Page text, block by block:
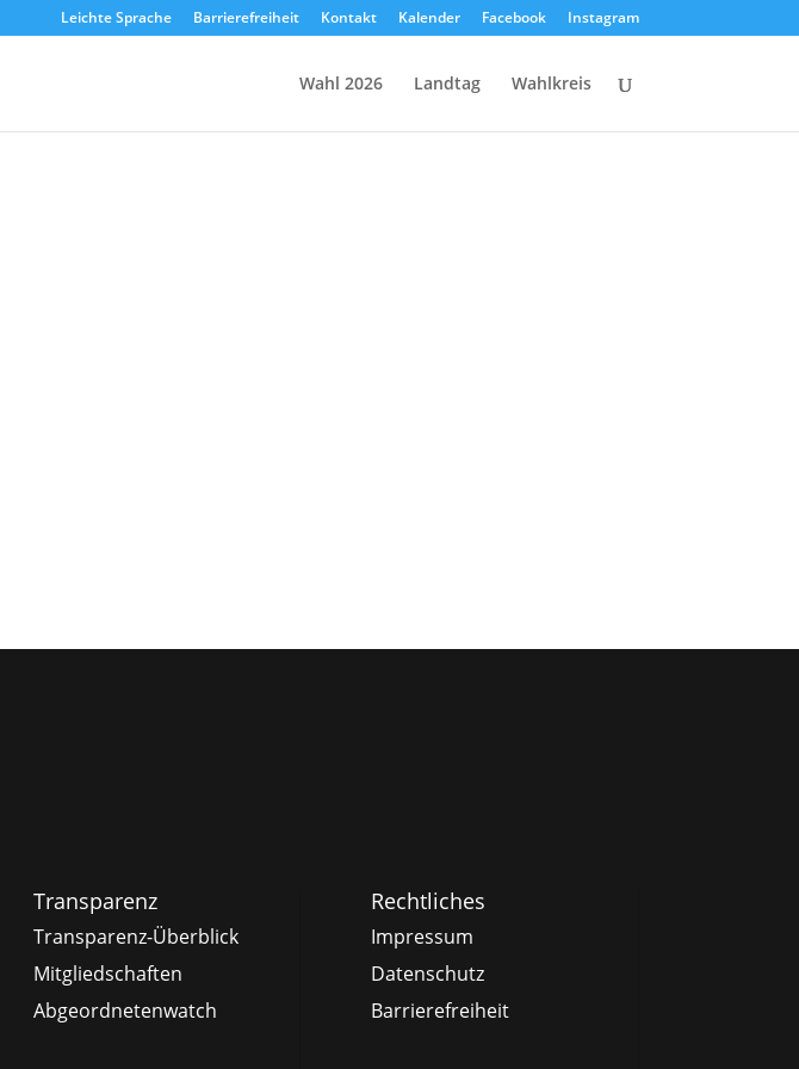
Leichte Sprache Barrierefreiheit Kontakt Kalender Facebook Instagram
Wahl 2026 Landtag Wahlkreis
Transparenz
Transparenz-Überblick
Mitgliedschaften
Abgeordnetenwatch
Rechtliches
Impressum
Datenschutz
Barrierefreiheit